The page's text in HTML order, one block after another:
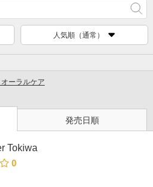
人気順（通常）
ーラルケア
発売日順
Tokiwa
0